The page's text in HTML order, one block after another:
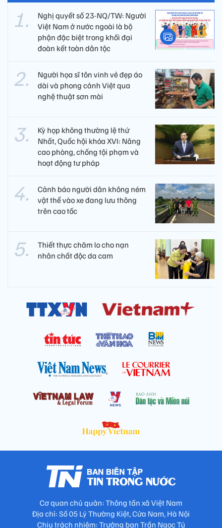
Nghị quyết số 23-NQ/TW: Người
Việt Nam ở nước ngoài là bộ
phận đặc biệt trong khối đại
đoàn kết toàn dân tộc
Người họa sĩ tôn vinh vẻ đẹp áo
dài và phong cảnh Việt qua
nghệ thuật sơn mài
Kỳ họp không thường lệ thứ
Nhất, Quốc hội khóa XVI: Nâng
cao phòng, chống tội phạm và
hoạt động tư pháp
Cảnh báo người dân không ném
vật thể vào xe đang lưu thông
trên cao tốc
Thiết thực chăm lo cho nạn
nhân chất độc da cam
Cơ quan chủ quản: Thông tấn xã Việt Nam
Địa chỉ: Số 05 Lý Thường Kiệt, Cửa Nam, Hà Nội
Chịu trách nhiệm: Trưởng ban Trần Ngọc Tú